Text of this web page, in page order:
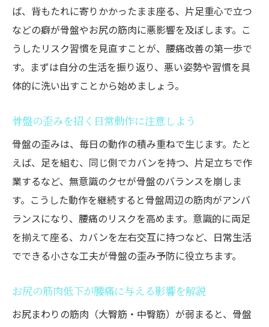
ば、背もたれに寄りかかったまま座る、片足重心で立つ
などの癖が骨盤やお尻の筋肉に悪影響を及ぼします。こ
うしたリスク習慣を見直すことが、腰痛改善の第一歩で
す。まずは自分の生活を振り返り、悪い姿勢や習慣を具
体的に洗い出すことから始めましょう。
骨盤の歪みを招く日常動作に注意しよう
骨盤の歪みは、毎日の動作の積み重ねで生じます。たと
えば、足を組む、同じ側でカバンを持つ、片足立ちで作
業するなど、無意識のクセが骨盤のバランスを崩しま
す。こうした動作を継続すると骨盤周辺の筋肉がアンバ
ランスになり、腰痛のリスクを高めます。意識的に両足
を揃えて座る、カバンを左右交互に持つなど、日常生活
でできる小さな工夫が骨盤の歪み予防に役立ちます。
お尻の筋肉低下が腰痛に与える影響を解説
お尻まわりの筋肉（大臀筋・中臀筋）が弱まると、骨盤